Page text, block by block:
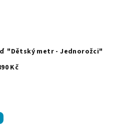
"Dětský metr - Jednorožci"
Kč